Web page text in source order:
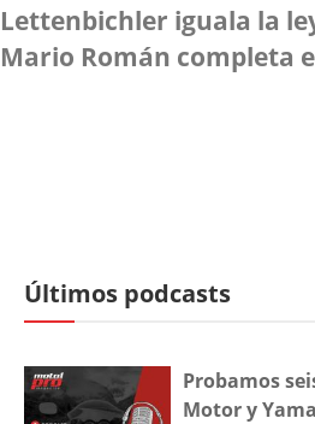
Lettenbichler iguala la
Mario Román completa
Últimos podcasts
Probamos
Motor y